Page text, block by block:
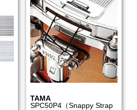
TAMA
SPC50P4（Snappy Strap